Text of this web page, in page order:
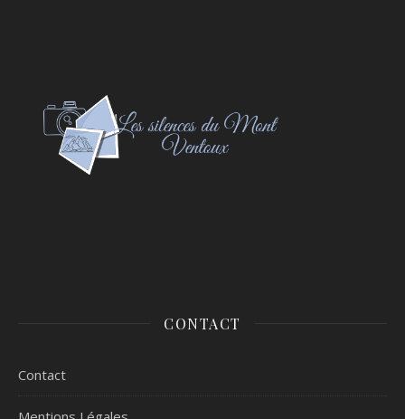
CONTACT
Contact